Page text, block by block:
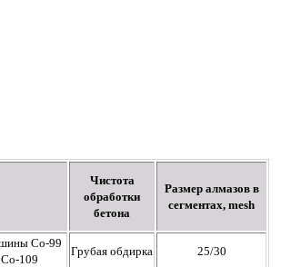
Чистота
обработки
бетона
Размер алмазов в
сегментах, mesh
Со-99
109
Грубая обдирка 25/30